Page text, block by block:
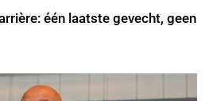
één laatste gevecht, geen